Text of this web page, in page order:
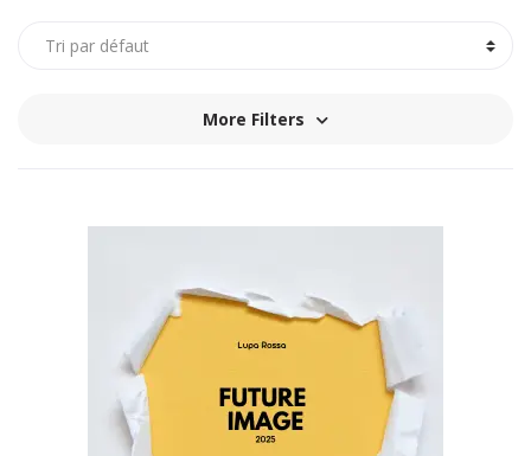
More Filters